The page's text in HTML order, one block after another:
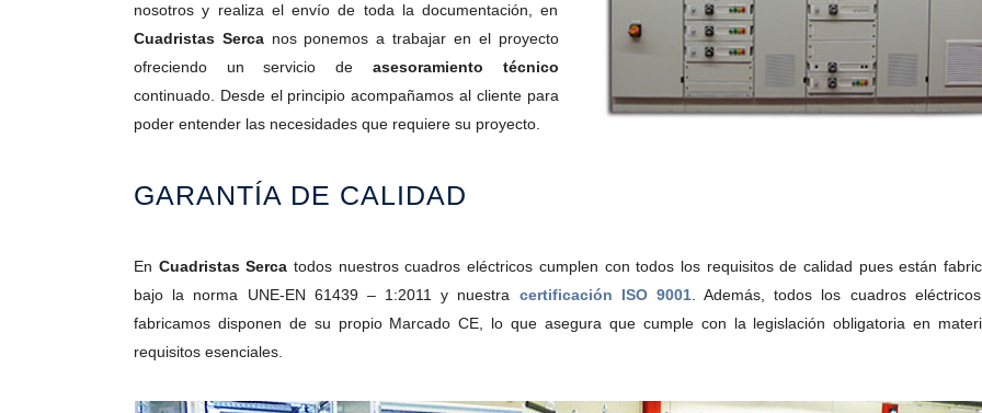
nosotros y realiza el envío de toda la documentación, en
Cuadristas Serca nos ponemos a trabajar en el proyecto
ofreciendo un servicio de asesoramiento técnico
continuado. Desde el principio acompañamos al cliente para
poder entender las necesidades que requiere su proyecto.
GARANTÍA DE CALIDAD
En Cuadristas Serca todos nuestros cuadros eléctricos cumplen con todos los requisitos de calidad pues están
bajo la norma UNE-EN 61439 – 1:2011 y nuestra certificación ISO 9001. Además, todos los cuadros
fabricamos disponen de su propio Marcado CE, lo que asegura que cumple con la legislación obligatoria en
requisitos esenciales.